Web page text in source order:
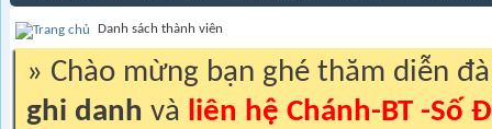
Danh sách thành viên
» Chào mừng bạn ghé thăm diễn
ghi danh và liên hệ Chánh-BT -Số